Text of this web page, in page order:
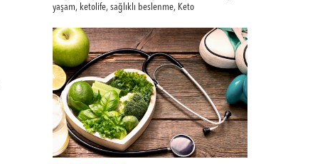
yaşam, ketolife, sağlıklı beslenme, Keto